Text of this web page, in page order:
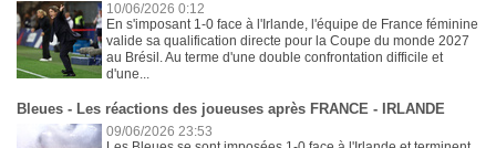
10/06/2026 0:12
En s'imposant 1-0 face à l'Irlande, l'équipe de France féminine
valide sa qualification directe pour la Coupe du monde 2027
au Brésil. Au terme d'une double confrontation difficile et
d'une...
Bleues - Les réactions des joueuses après FRANCE - IRLANDE
09/06/2026 23:53